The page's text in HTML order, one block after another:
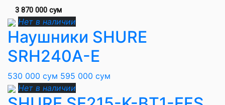
3 870 000 сум
Нет в наличии
Наушники SHURE
SRH240A-E
530 000 сум 595 000 сум
Нет в наличии